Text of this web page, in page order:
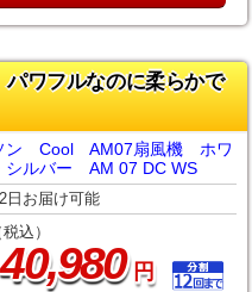
ワフルなのに柔らかで
ン Cool AM07扇風機 ホワ
シルバー AM 07 DC WS
日お届け可能
税込）
40,980円